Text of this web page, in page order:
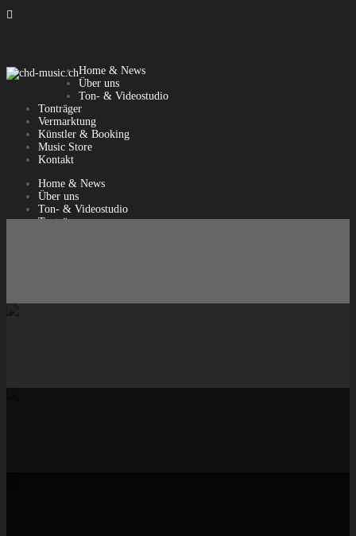

Home & News
Über uns
Ton- & Videostudio
Tonträger
Vermarktung
Künstler & Booking
Music Store
Kontakt
Home & News
Über uns
Ton- & Videostudio
Tonträger